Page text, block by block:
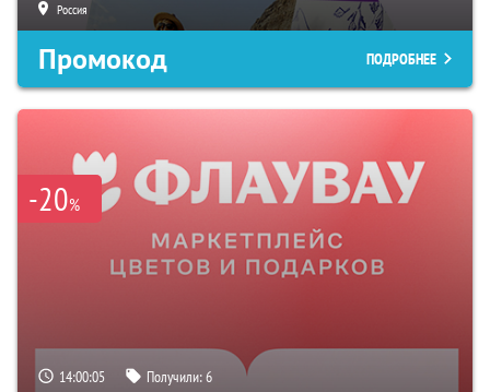
Россия
Промокод ПОДРОБНЕЕ
-20%
14:00:04 Получили:6